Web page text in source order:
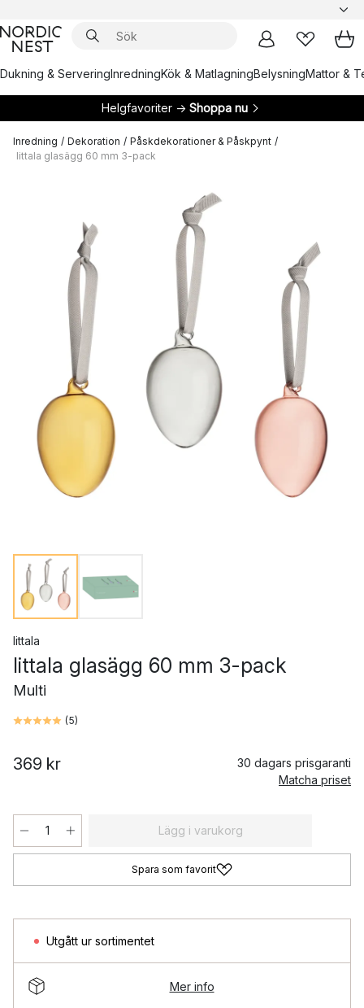
Dukning & ServeringInredningKök & MatlagningBelysningMattor &
Helgfavoriter → Shoppa nu
Inredning / Dekoration / Påskdekorationer & Påskpynt /
Iittala glasägg 60 mm 3-pack
Iittala
Iittala glasägg 60 mm 3-pack
Multi
(5)
369 kr
30 dagars prisgaranti
Matcha priset
Lägg i varukorg
Spara som favorit
Utgått ur sortimentet
Mer info